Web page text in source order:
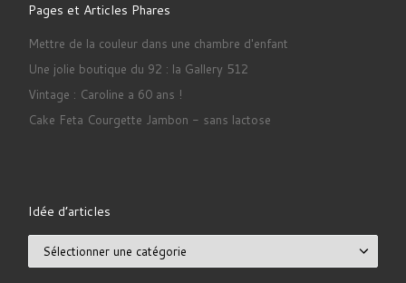
Pages et Articles Phares
Mettre de la couleur dans une chambre d'enfant
Une jolie boutique du 92 : la Gallery 512
Vintage : Caroline a 60 ans !
Cake Feta Courgette Jambon - sans lactose
Idée d’articles